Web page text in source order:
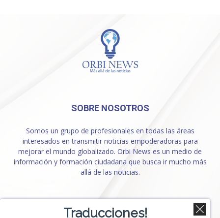
SOBRE NOSOTROS
Somos un grupo de profesionales en todas las áreas
interesados en transmitir noticias empoderadoras para
mejorar el mundo globalizado. Orbi News es un medio de
información y formación ciudadana que busca ir mucho más
allá de las noticias.
SÍGUENOS
Traducciones!